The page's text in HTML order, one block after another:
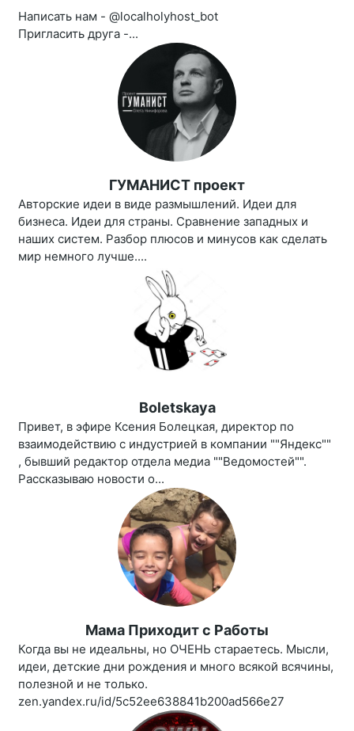
Написать нам - @localholyhost_bot
Пригласить друга -...
ГУМАНИСТ проект
Авторские идеи в виде размышлений. Идеи для
бизнеса. Идеи для страны. Сравнение западных и
наших систем. Разбор плюсов и минусов как сделать
мир немного лучше....
Boletskaya
Привет, в эфире Ксения Болецкая, директор по
взаимодействию с индустрией в компании ""Яндекс""
, бывший редактор отдела медиа ""Ведомостей"".
Рассказываю новости о...
Мама Приходит c Работы
Когда вы не идеальны, но ОЧЕНЬ стараетесь. Мысли,
идеи, детские дни рождения и много всякой всячины,
полезной и не только.
zen.yandex.ru/id/5c52ee638841b200ad566e27